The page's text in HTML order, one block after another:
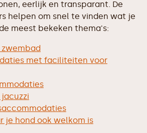
eerlijk en transparant. De
helpen om snel te vinden wat je
meest bekeken thema's:
met faciliteiten voor
je hond ook welkom is